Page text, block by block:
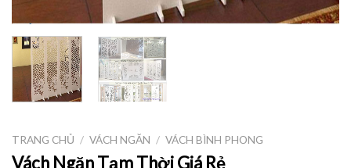
TRANG CHỦ / VÁCH NGĂN / VÁCH BÌNH PHONG
Vách Ngăn Tạm Thời Giá Rẻ